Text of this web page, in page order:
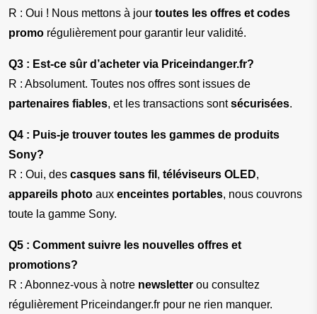
R : Oui ! Nous mettons à jour toutes les offres et codes
promo régulièrement pour garantir leur validité.
Q3 : Est-ce sûr d’acheter via Priceindanger.fr?
partenaires fiables, et les transactions sont sécurisées.
Q4 : Puis-je trouver toutes les gammes de produits
Sony?
R : Oui, des casques sans fil , téléviseurs OLED
appareils photo aux enceintes portables, nous couvrons
toute la gamme Sony.
Q5 : Comment suivre les nouvelles offres et
promotions?
R : Abonnez-vous à notre newsletter ou consultez
régulièrement Priceindanger.fr pour ne rien manquer.